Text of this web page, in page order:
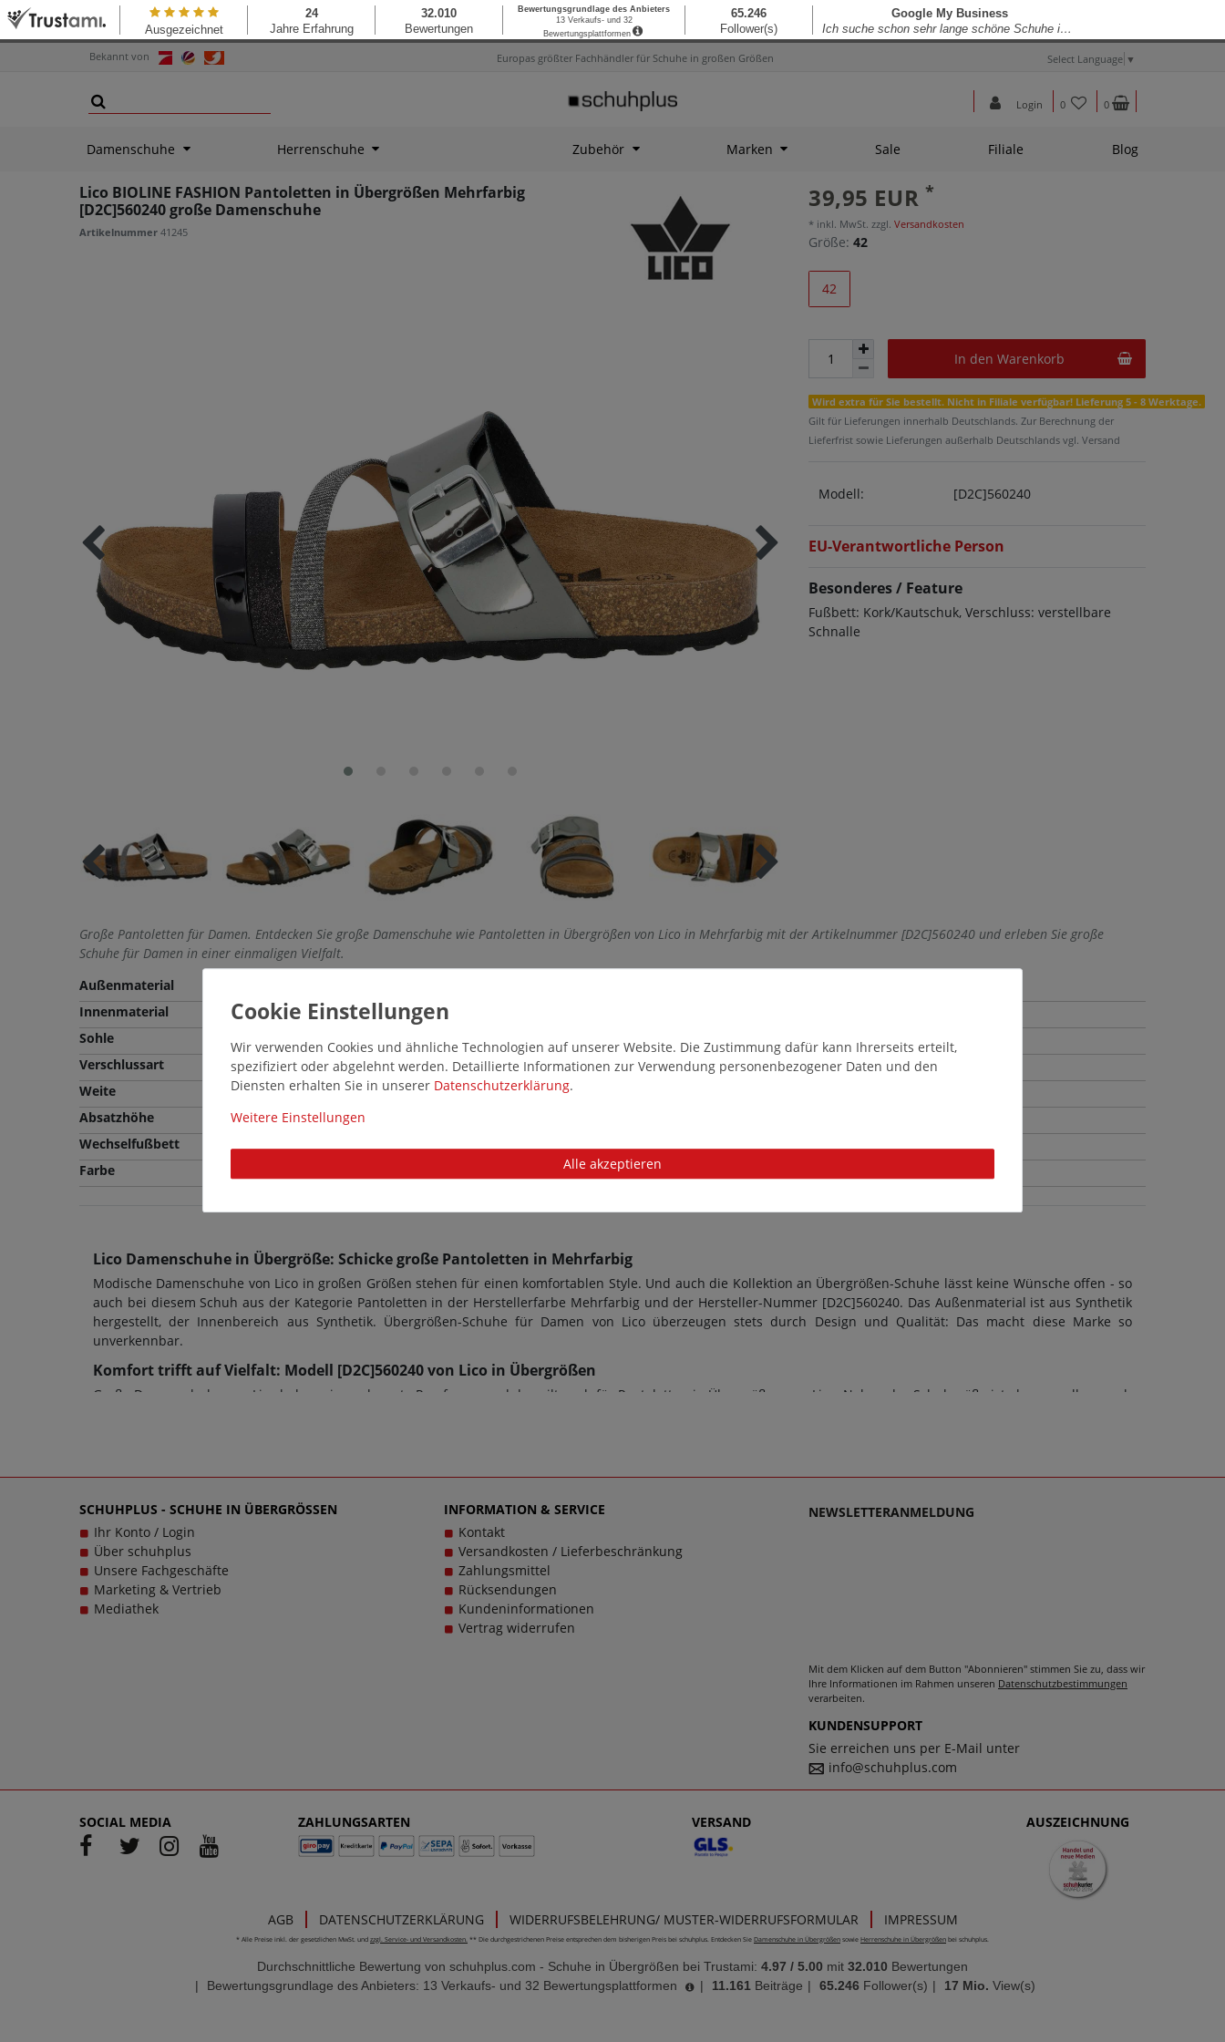
Bekannt von Europas größter Fachhändler für Schuhe in großen Größen Select Language ▼
Login 0 0
Damenschuhe Herrenschuhe Zubehör Marken Sale Filiale Blog
Lico BIOLINE FASHION Pantoletten in Übergrößen Mehrfarbig
[D2C]560240 große Damenschuhe
Artikelnummer 41245
39,95 EUR *
* inkl. MwSt. zzgl. Versandkosten
Größe: 42
42
In den Warenkorb
Wird extra für Sie bestellt. Nicht in Filiale verfügbar! Lieferung 5 - 8 Werktage.
Gilt für Lieferungen innerhalb Deutschlands. Zur Berechnung der
Lieferfrist sowie Lieferungen außerhalb Deutschlands vgl. Versand
Modell: [D2C]560240
EU-Verantwortliche Person
Besonderes / Feature
Fußbett: Kork/Kautschuk, Verschluss: verstellbare
Schnalle
Große Pantoletten für Damen. Entdecken Sie große Damenschuhe wie Pantoletten in Übergrößen von Lico in Mehrfarbig mit der Artikelnummer [D2C]560240 und erleben Sie große
Schuhe für Damen in einer einmaligen Vielfalt.
Außenmaterial
Innenmaterial
Synthetik
Sohle
Verschlussart
Schlupfschuh
Weite
Normale Weite (F)
Absatzhöhe
3,5 cm
Wechselfußbett
Farbe
Lico Damenschuhe in Übergröße: Schicke große Pantoletten in Mehrfarbig
Modische Damenschuhe von Lico in großen Größen stehen für einen komfortablen Style. Und auch die Kollektion an Übergrößen-Schuhe lässt keine Wünsche offen - so
auch bei diesem Schuh aus der Kategorie Pantoletten in der Herstellerfarbe Mehrfarbig und der Hersteller-Nummer [D2C]560240. Das Außenmaterial ist aus Synthetik
hergestellt, der Innenbereich aus Synthetik. Übergrößen-Schuhe für Damen von Lico überzeugen stets durch Design und Qualität: Das macht diese Marke so
unverkennbar.
Komfort trifft auf Vielfalt: Modell [D2C]560240 von Lico in Übergrößen
Große Damenschuhe von Lico haben eine sehr gute Passform - und das gilt auch für Pantoletten in Übergrößen von Lico. Neben der Schuhgröße ist aber vor allem auch
einem echten Trageerlebnis werden.
SCHUHPLUS - SCHUHE IN ÜBERGRÖSSEN
Ihr Konto / Login
Über schuhplus
Unsere Fachgeschäfte
Marketing & Vertrieb
Mediathek
INFORMATION & SERVICE
Kontakt
Versandkosten / Lieferbeschränkung
Zahlungsmittel
Rücksendungen
Kundeninformationen
Vertrag widerrufen
NEWSLETTERANMELDUNG
Mit dem Klicken auf dem Button "Abonnieren" stimmen Sie zu, dass wir
Ihre Informationen im Rahmen unseren Datenschutzbestimmungen
verarbeiten.
KUNDENSUPPORT
Sie erreichen uns per E-Mail unter
info@schuhplus.com
SOCIAL MEDIA ZAHLUNGSARTEN VERSAND AUSZEICHNUNG
AGB DATENSCHUTZERKLÄRUNG WIDERRUFSBELEHRUNG/ MUSTER-WIDERRUFSFORMULAR IMPRESSUM
* Alle Preise inkl. der gesetzlichen MwSt. und zzgl. Service- und Versandkosten. ** Die durchgestrichenen Preise entsprechen dem bisherigen Preis bei schuhplus. Entdecken Sie Damenschuhe in Übergrößen sowie Herrenschuhe in Übergrößen bei schuhplus.
Durchschnittliche Bewertung von schuhplus.com - Schuhe in Übergrößen bei Trustami: 4.97 / 5.00 mit 32.010 Bewertungen
|
Bewertungsgrundlage des Anbieters: 13 Verkaufs- und 32 Bewertungsplattformen | 11.161 Beiträge | 65.246 Follower(s) | 17 Mio. View(s)
Wir verwenden Cookies und ähnliche Technologien auf unserer Website. Die Zustimmung dafür kann Ihrerseits erteilt,
spezifiziert oder abgelehnt werden. Detaillierte Informationen zur Verwendung personenbezogener Daten und den
Diensten erhalten Sie in unserer Daten­schutz­erklärung.
Weitere Einstellungen
Alle akzeptieren